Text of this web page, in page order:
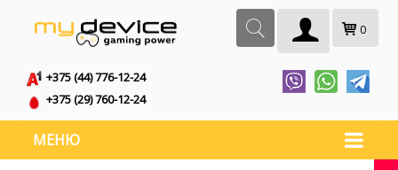
0
+375 (44) 776-12-24
+375 (29) 760-12-24
МЕНЮ